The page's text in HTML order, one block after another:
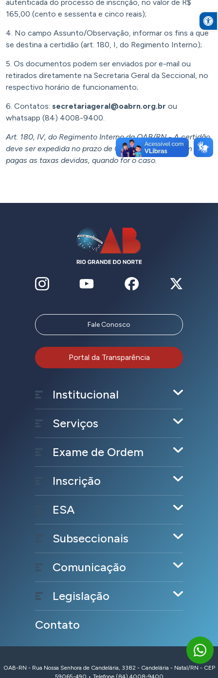
autenticada do processo de inscrição, no valor de R$
165,00 (cento e sessenta e cinco reais);
4. No campo Assunto/Observação, informar os fins a que
se destina a certidão (art. 180, I, do Regimento Interno);
5. Os documentos podem ser enviados por e-mail ou
retirados diretamente na Secretaria Geral da Seccional, no
respectivo horário de funcionamento;
6. Contatos: secretariageral@oabrn.org.br ou
whatsapp (84) 4008-9400.
Art. 180, IV, do Regimento Interno da OAB/RN - A certidão
deve ser expedida no prazo de 05 (cinco) dias, assim que
pagas as taxas devidas, quando for o caso.
Fale Conosco
Portal da Transparência
Institucional
Serviços
Exame de Ordem
Inscrição
ESA
Subseccionais
Comunicação
Legislação
Contato
OAB-RN - Rua Nossa Senhora de Candelária, 3382 - Candelária - Natal/RN - CEP
59065-490 • Telefone (84) 4008-9400
Open